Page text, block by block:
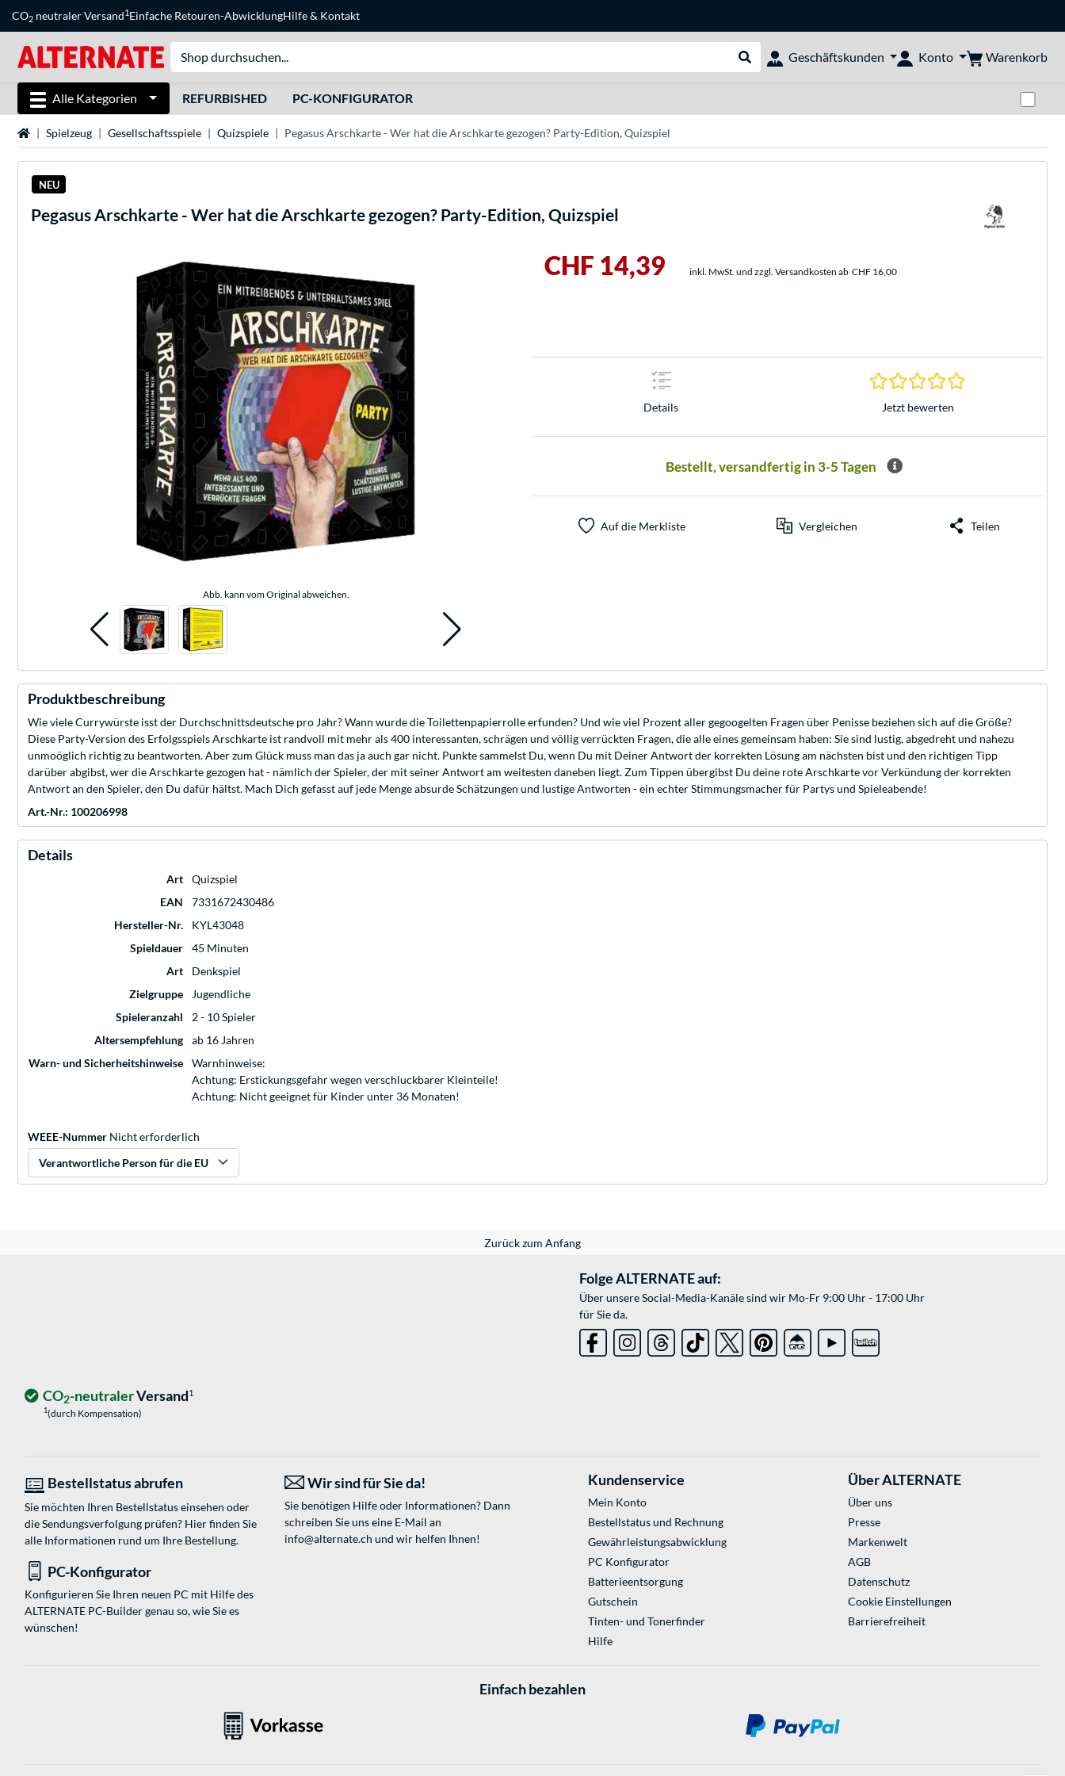
CO2 neutraler Versand1Einfache Retouren-AbwicklungHilfe& Kontakt
Suche durchführen
Geschäftskunden Konto Warenkorb
Alle Kategorien REFURBISHED PC-KONFIGURATOR
StartseiteSpielzeug Gesellschaftsspiele Quizspiele Pegasus Arschkarte - Wer hat die Arschkarte gezogen? Party-Edition, Quizspiel
NEU
PegasusArschkarte - Wer hat die Arschkarte gezogen? Party-Edition, Quizspiel
Abb. kann vom Original abweichen.
CHF 14,39 inkl. MwSt. und zzgl. Versandkosten ab CHF 16,00
Details
0.0 Sterne bei 0
Jetzt bewerten
Bestellt, versandfertig in 3-5 Tagen
Auf die Merkliste Vergleichen Teilen
Produktbeschreibung
Wie viele Currywürste isst der Durchschnittsdeutsche pro Jahr? Wann wurde die Toilettenpapierrolle erfunden? Und wie viel Prozent aller gegoogelten Fragen über Penisse beziehen sich auf die Größe?
Diese Party-Version des Erfolgsspiels Arschkarte ist randvoll mit mehr als 400 interessanten, schrägen und völlig verrückten Fragen, die alle eines gemeinsam haben: Sie sind lustig, abgedreht und nahezu
unmoöglich richtig zu beantworten. Aber zum Glück muss man das ja auch gar nicht. Punkte sammelst Du, wenn Du mit Deiner Antwort der korrekten Lösung am nächsten bist und den richtigen Tipp
darüber abgibst, wer die Arschkarte gezogen hat - nämlich der Spieler, der mit seiner Antwort am weitesten daneben liegt. Zum Tippen übergibst Du deine rote Arschkarte vor Verkündung der korrekten
Antwort an den Spieler, den Du dafür hältst. Mach Dich gefasst auf jede Menge absurde Schätzungen und lustige Antworten - ein echter Stimmungsmacher für Partys und Spieleabende!
Art.-Nr.: 100206998
Details
Art
Quizspiel
EAN
7331672430486
Hersteller-Nr.
KYL43048
Spieldauer
45 Minuten
Art
Denkspiel
Zielgruppe
Jugendliche
Spieleranzahl
2 - 10 Spieler
Altersempfehlung
ab 16 Jahren
Warn- und Sicherheitshinweise
Warnhinweise:
Achtung: Erstickungsgefahr wegen verschluckbarer Kleinteile!
Achtung: Nicht geeignet für Kinder unter 36 Monaten!
WEEE-Nummer Nicht erforderlich
Verantwortliche Person für die EU
Zurück zum Anfang
Folge ALTERNATE auf:
Über unsere Social-Media-Kanäle sind wir Mo-Fr 9:00 Uhr - 17:00 Uhr
für Sie da.
CO2-neutralerVersand1
1(durch Kompensation)
Bestellstatus abrufen
Sie möchten Ihren Bestellstatus einsehen oder
die Sendungsverfolgung prüfen? Hier finden Sie
alle Informationen rund um Ihre Bestellung.
Wir sind für Sie da!
Sie benötigen Hilfe oder Informationen? Dann
schreiben Sie uns eine E-Mail an
info@alternate.ch und wir helfen Ihnen!
PC-Konfigurator
Konfigurieren Sie Ihren neuen PC mit Hilfe des
ALTERNATE PC-Builder genau so, wie Sie es
wünschen!
Kundenservice
Mein Konto
Bestellstatus und Rechnung
Gewährleistungsabwicklung
PC Konfigurator
Batterieentsorgung
Gutschein
Tinten- und Tonerfinder
Hilfe
Über ALTERNATE
Über uns
Presse
Markenwelt
AGB
Datenschutz
Cookie Einstellungen
Barrierefreiheit
Einfach bezahlen